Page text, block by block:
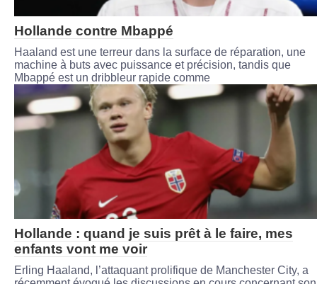
Hollande contre Mbappé
Haaland est une terreur dans la surface de réparation, une
machine à buts avec puissance et précision, tandis que
Mbappé est un dribbleur rapide comme
Hollande : quand je suis prêt à le faire, mes
enfants vont me voir
Erling Haaland, l’attaquant prolifique de Manchester City, a